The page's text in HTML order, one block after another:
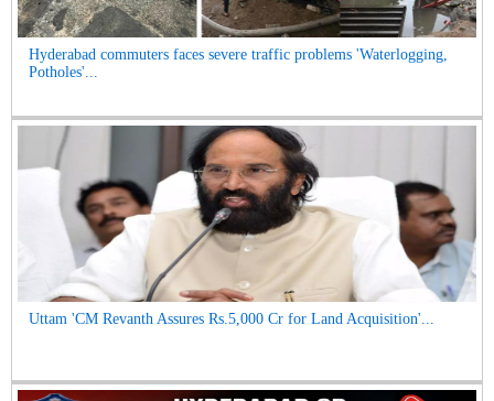
Hyderabad commuters faces severe traffic problems 'Waterlogging,
Potholes'...
Uttam 'CM Revanth Assures Rs.5,000 Cr for Land Acquisition'...